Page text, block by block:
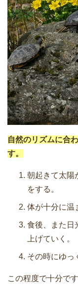
自然のリズムに合
す。
朝起きて太陽
をする。
体が十分に温
食後、また日
上げていく。
その時にゆっ
この程度で十分です